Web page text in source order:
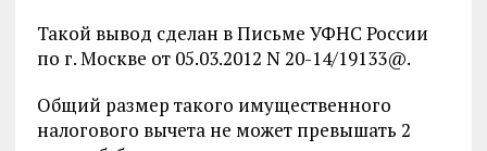
Такой вывод сделан в Письме УФНС России
по г. Москве от 05.03.2012 N 20-14/19133@.
Общий размер такого имущественного
налогового вычета не может превышать 2